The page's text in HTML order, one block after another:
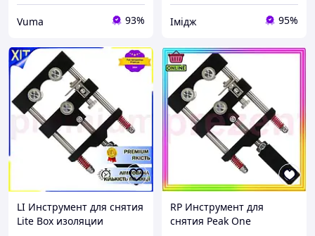
Vuma 93% Імідж 95%
LI Инструмент для снятия
Lite Box изоляции
RP Инструмент для
снятия Peak One